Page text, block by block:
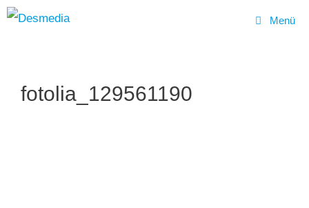
springen
Menü
fotolia_129561190